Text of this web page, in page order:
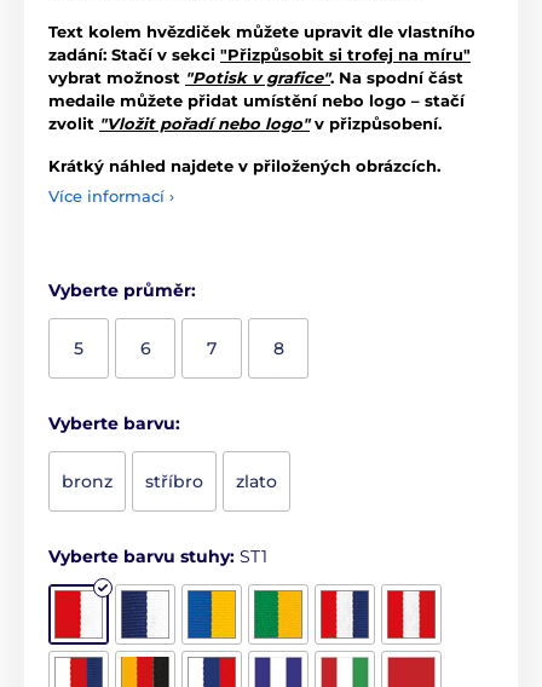
Text kolem hvězdiček můžete upravit dle vlastního
zadání: Stačí v sekci "Přizpůsobit si trofej na míru"
vybrat možnost "Potisk v grafice". Na spodní část
medaile můžete přidat umístění nebo logo – stačí
zvolit "Vložit pořadí nebo logo"v přizpůsobení.
Krátký náhled najdete v přiložených obrázcích.
Více informací ›
Vyberte průměr:
5 6 7 8
Vyberte barvu:
bronz stříbro zlato
Vyberte barvu stuhy: ST1